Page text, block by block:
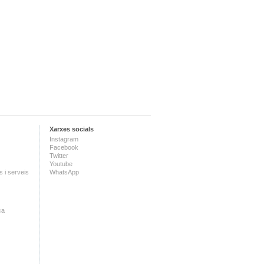
i serveis
Xarxes socials
Instagram
Facebook
Twitter
Youtube
WhatsApp